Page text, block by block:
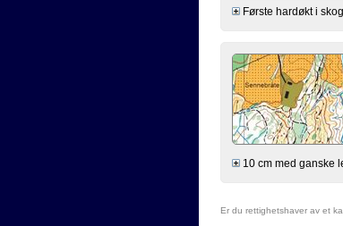
Første hardøkt i
10 cm med ganske
Er du rettighetshaver av et